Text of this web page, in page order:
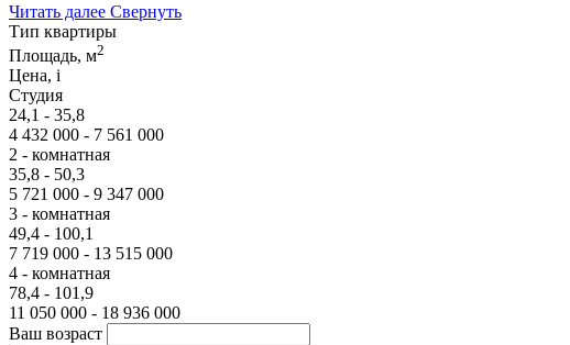
Читать далее Свернуть
Тип квартиры
Площадь, м2
Цена, i
Студия
24,1 - 35,8
4 432 000 - 7 561 000
2 - комнатная
35,8 - 50,3
5 721 000 - 9 347 000
3 - комнатная
49,4 - 100,1
7 719 000 - 13 515 000
4 - комнатная
78,4 - 101,9
11 050 000 - 18 936 000
Ваш возраст